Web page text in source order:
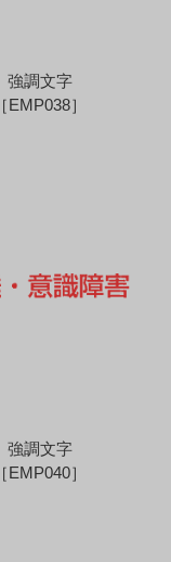
強調文字
［EMP038］
強調文字
［EMP040］